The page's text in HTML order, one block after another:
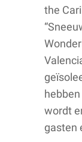
the
wordt
gasten